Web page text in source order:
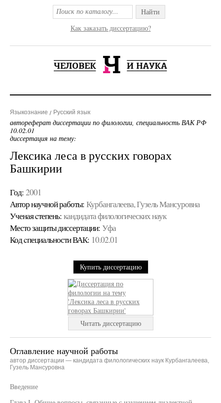
Найти
Как заказать диссертацию?
Языкознание Русский язык
автореферат диссертации по филологии, специальность ВАК РФ
10.02.01
диссертация на тему:
Лексика леса в русских говорах
Башкирии
Год: 2001
Автор научной работы: Курбангалеева, Гузель Мансуровна
Ученая cтепень: кандидата филологических наук
Место защиты диссертации: Уфа
Код cпециальности ВАК: 10.02.01
Купить диссертацию
Читать диссертацию
Оглавление научной работы
автор диссертации — кандидата филологических наук Курбангалеева,
Гузель Мансуровна
Введение